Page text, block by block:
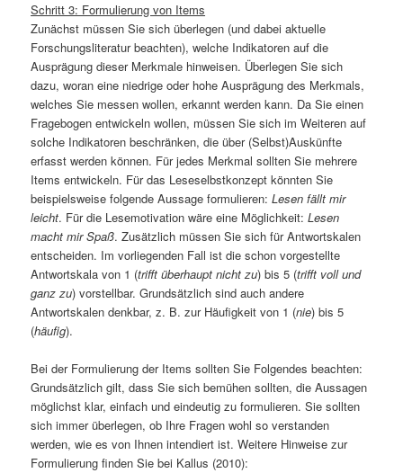
Schritt 3: Formulierung von Items
Zunächst müssen Sie sich überlegen (und dabei aktuelle
Forschungsliteratur beachten), welche Indikatoren auf die
Ausprägung dieser Merkmale hinweisen. Überlegen Sie sich
dazu, woran eine niedrige oder hohe Ausprägung des Merkmals,
welches Sie messen wollen, erkannt werden kann. Da Sie einen
Fragebogen entwickeln wollen, müssen Sie sich im Weiteren auf
solche Indikatoren beschränken, die über (Selbst)Auskünfte
erfasst werden können. Für jedes Merkmal sollten Sie mehrere
Items entwickeln. Für das Leseselbstkonzept könnten Sie
beispielsweise folgende Aussage formulieren:Lesen fällt mir
leicht. Für die Lesemotivation wäre eine Möglichkeit:Lesen
macht mir Spaß. Zusätzlich müssen Sie sich für Antwortskalen
entscheiden. Im vorliegenden Fall ist die schon vorgestellte
Antwortskala von 1 (trifft überhaupt nicht zu) bis 5 (trifft voll und
ganz zu) vorstellbar. Grundsätzlich sind auch andere
Antwortskalen denkbar, z. B. zur Häufigkeit von 1 (nie) bis 5
(häufig).
Bei der Formulierung der Items sollten Sie Folgendes beachten:
Grundsätzlich gilt, dass Sie sich bemühen sollten, die Aussagen
möglichst klar, einfach und eindeutig zu formulieren. Sie sollten
sich immer überlegen, ob Ihre Fragen wohl so verstanden
werden, wie es von Ihnen intendiert ist. Weitere Hinweise zur
Formulierung finden Sie bei Kallus (2010):